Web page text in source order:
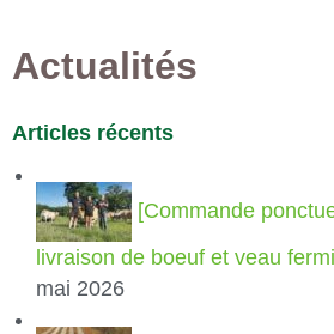
Actualités
Articles récents
[Commande
livraison de boeuf et veau
mai 2026